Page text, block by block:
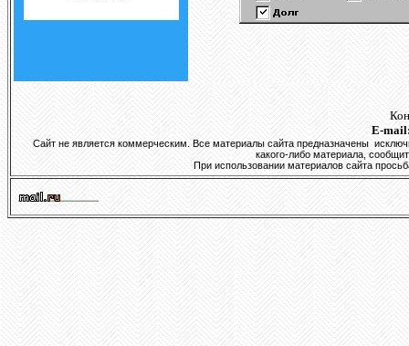
E-
Сайт не является коммерческим. Все материалы сайта предназначены
какого-либо материала,
При использовании материалов сайта